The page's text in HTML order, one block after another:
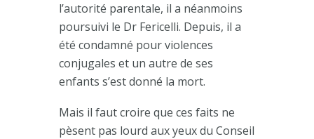
l’autorité parentale, il a néanmoins
poursuivi le Dr Fericelli. Depuis, il a
été condamné pour violences
conjugales et un autre de ses
enfants s’est donné la mort.
Mais il faut croire que ces faits ne
pèsent pas lourd aux yeux du Conseil